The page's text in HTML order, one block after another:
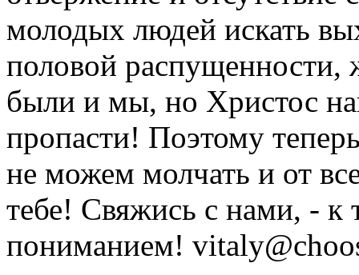
молодых людей искать
половой распущенности,
были и мы, но Христос
пропасти! Поэтому
не можем молчать и от
тебе! Свяжись с нами, - к
пониманием!